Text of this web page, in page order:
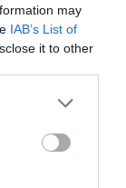
may
IAB’s List of
it to other